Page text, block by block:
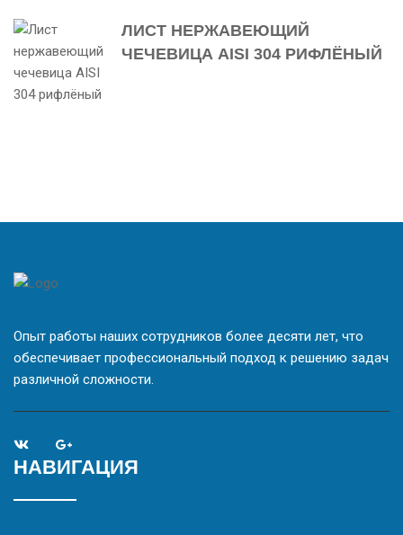
ЛИСТ НЕРЖАВЕЮЩИЙ
ЧЕЧЕВИЦА AISI 304 РИФЛЁНЫЙ
Опыт работы наших сотрудников более десяти лет, что
обеспечивает профессиональный подход к решению задач
различной сложности.
НАВИГАЦИЯ